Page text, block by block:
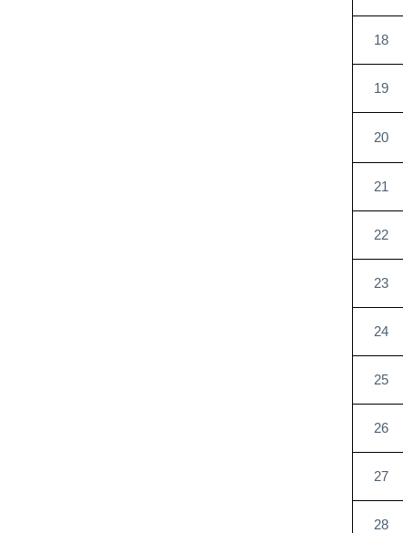
18
19
20
21
22
23
24
25
26
27
28